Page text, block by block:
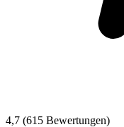
4,7 (615 Bewertungen)